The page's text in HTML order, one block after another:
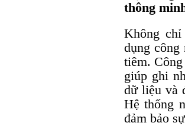
thông
Không
dụng công
tiêm.
giúp ghi
dữ liệu và
Hệ thống
đảm bảo